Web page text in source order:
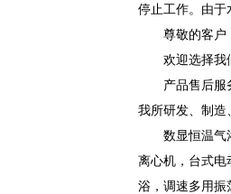
停止工作。由于
尊敬的客户
欢迎选择我
产品售后服
我所研发、制造
数显恒温气
离心机，台式电
浴，调速多用振